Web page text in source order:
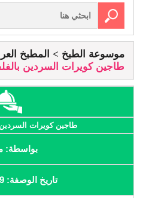
موسوعة الطبخ المطبخ
طاجين كويرات السردين
طاجين كويرات
بواسطة:
تاريخ الوصفة: 07/09/2009